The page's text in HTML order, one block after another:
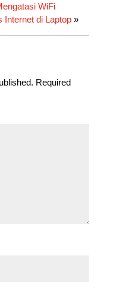
WiFi
Internet di Laptop»
Required